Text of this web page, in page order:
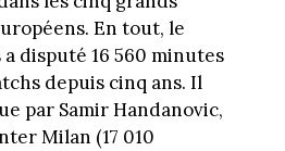
En tout, le
disputé 16 560 minutes
depuis cinq ans. Il
par Samir Handanovic,
Milan (17 010